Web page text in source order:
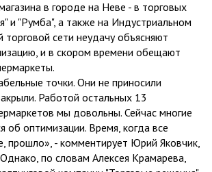
в городе на Неве - в торговых
и "Румба", а также на Индустриальном
торговой сети неудачу объясняют
и в скором времени обещают
точки. Они не приносили
Работой остальных 13
мы довольны. Сейчас многие
об оптимизации. Время, когда все
прошло», - комментирует Юрий Яковчик,
по словам Алексея Крамарева,